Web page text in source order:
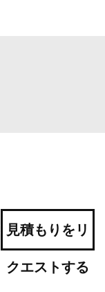
見積もりをリ
クエストする